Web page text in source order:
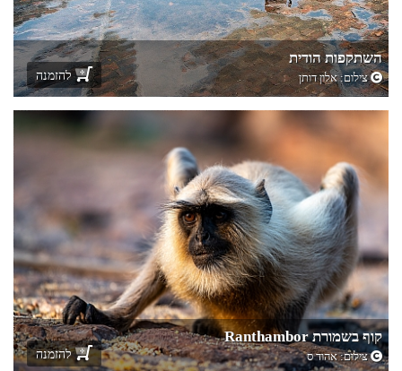
השתקפות הודית
צילום:אלון דותן להזמנה
קוף בשמורת Ranthambor
צילום:אהוד ס להזמנה